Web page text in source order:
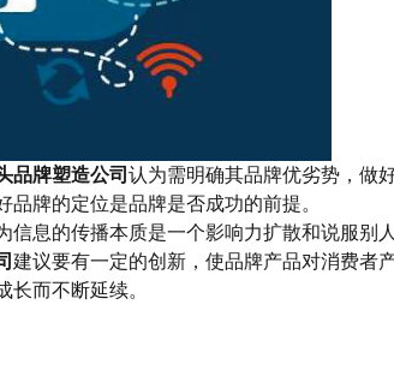
品牌塑造公司 认为需明确其品牌优劣势，做
品牌的定位是品牌是否成功的前提。
信息的传播本质是一个影响力扩散和说服别
建议要有一定的创新， 使品牌产品对消费者
而不断延续。